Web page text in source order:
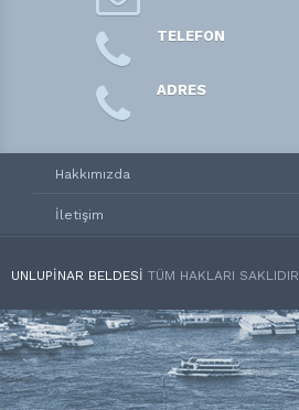
TELEFON
ADRES
Hakkımızda
İletişim
UNLUPINAR BELDESI TÜM HAKLARI SAKLIDIR